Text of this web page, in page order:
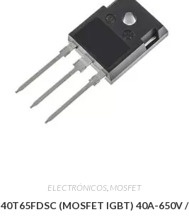
ELECTRÓNICOS, MOSFET
40T65FDSC (MOSFET IGBT) 40A-650V /